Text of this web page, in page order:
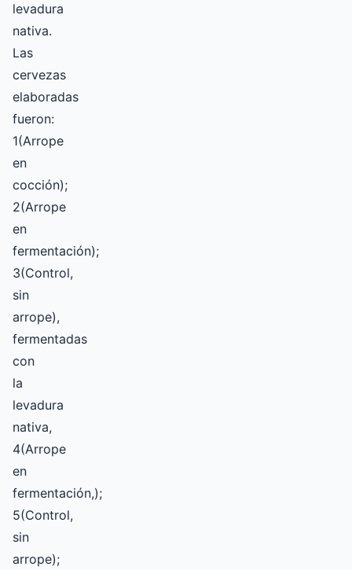
levadura
nativa.
Las
cervezas
elaboradas
fueron:
1(Arrope
en
cocción);
2(Arrope
en
fermentación);
3(Control,
sin
arrope),
fermentadas
con
la
levadura
nativa,
4(Arrope
en
fermentación,);
5(Control,
sin
arrope);